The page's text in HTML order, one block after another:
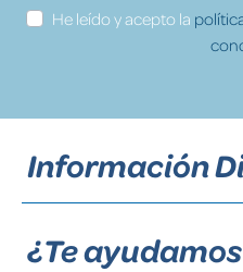
He leído y acepto la
Información
¿Te